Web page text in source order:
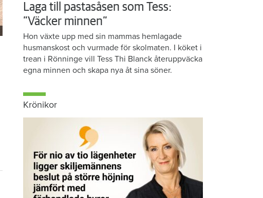
Laga till pastasåsen som Tess:
”Väcker minnen”
Hon växte upp med sin mammas hemlagade
husmanskost och vurmade för skolmaten. I köket i
trean i Rönninge vill Tess Thi Blanck återuppväcka
egna minnen och skapa nya åt sina söner.
Krönikor